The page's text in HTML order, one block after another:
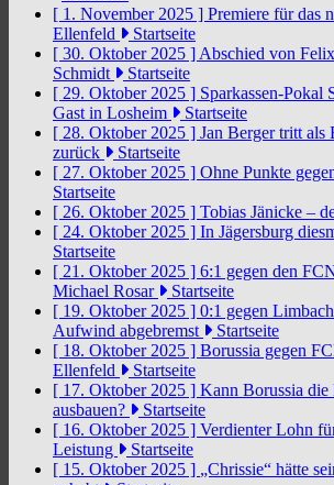
[ 1. November 2025 ] Premiere für das
Ellenfeld
Startseite
[ 30. Oktober 2025 ] Abschied von
Schmidt
Startseite
[ 29. Oktober 2025 ] Sparkassen-Pokal
Gast in Losheim
Startseite
[ 28. Oktober 2025 ] Jan Berger tritt als
zurück
Startseite
[ 27. Oktober 2025 ] Ohne Punkte
Startseite
[ 26. Oktober 2025 ] Tobias Jänicke –
[ 24. Oktober 2025 ] In Jägersburg
Startseite
[ 21. Oktober 2025 ] 6:1 gegen den
Michael Rosar
Startseite
[ 19. Oktober 2025 ] 0:1 gegen
Aufwind abgebremst
Startseite
[ 18. Oktober 2025 ] Borussia gegen
Ellenfeld
Startseite
[ 17. Oktober 2025 ] Kann Borussia die
ausbauen?
Startseite
[ 16. Oktober 2025 ] Verdienter Lohn
Leistung
Startseite
[ 15. Oktober 2025 ] „Chrissie“ hätte